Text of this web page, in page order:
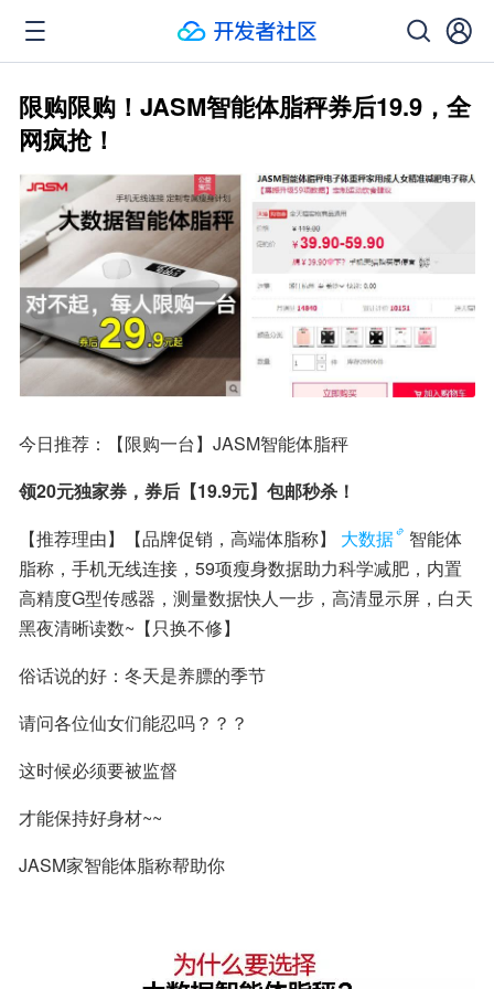
限购限购！JASM智能体脂秤券后19.9，全
网疯抢！
今日推荐：【限购一台】JASM智能体脂秤
领20元独家券，券后【19.9元】包邮秒杀！
【推荐理由】【品牌促销，高端体脂称】
大数据
智能体
脂称，手机无线连接，59项瘦身数据助力科学减肥，内置
高精度G型传感器，测量数据快人一步，高清显示屏，白天
黑夜清晰读数~【只换不修】
俗话说的好：冬天是养膘的季节
请问各位仙女们能忍吗？？？
这时候必须要被监督
才能保持好身材~~
JASM家智能体脂称帮助你